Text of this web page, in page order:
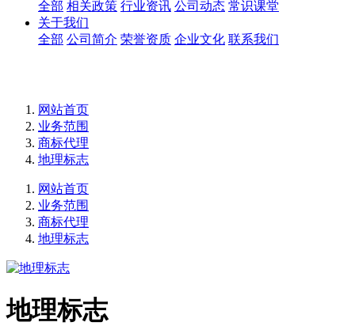
全部 相关政策 行业资讯 公司动态 常识课堂
关于我们
全部 公司简介 荣誉资质 企业文化 联系我们
网站首页
业务范围
商标代理
地理标志
网站首页
业务范围
商标代理
地理标志
地理标志